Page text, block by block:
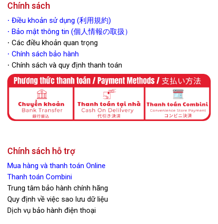
Chính sách
⋅ Điều khoản sử dụng (利用規約)
⋅ Bảo mật thông tin (個人情報の取扱）
⋅ Các điều khoản quan trọng
⋅ Chính sách bảo hành
⋅ Chính sách và quy định thanh toán
Chính sách hỗ trợ
Mua hàng và thanh toán Online
Thanh toán Combini
Trung tâm bảo hành chính hãng
Quy định về việc sao lưu dữ liệu
Dịch vụ bảo hành điện thoại